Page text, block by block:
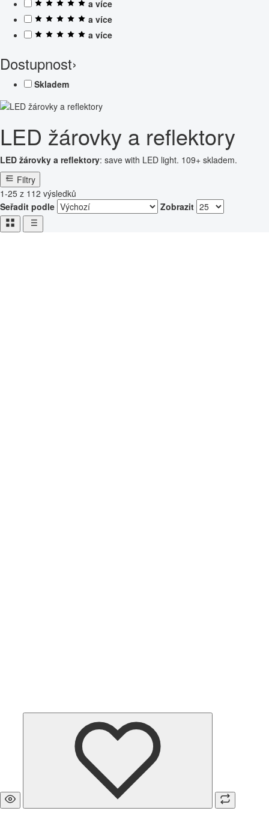
a více
a více
a více
Dostupnost›
Skladem
LED žárovky a reflektory
LED žárovky a reflektory: save with LED light. 109+ skladem.
Filtry
1-25 z 112 výsledků
Seřadit podle
Zobrazit